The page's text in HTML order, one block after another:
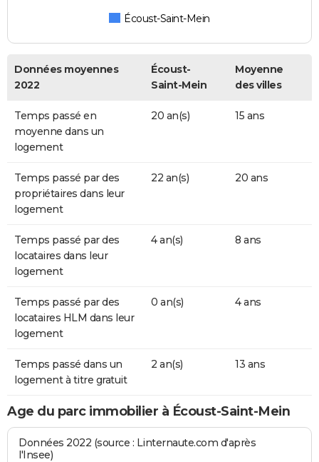
Écoust-Saint-Mein
Données moyennes
2022
Écoust-
Saint-Mein
Moyenne
des villes
Temps passé en
moyenne dans un
logement
20 an(s) 15 ans
Temps passé par des
propriétaires dans leur
logement
22 an(s) 20 ans
Temps passé par des
locataires dans leur
logement
4 an(s) 8 ans
Temps passé par des
locataires HLM dans leur
logement
0 an(s) 4 ans
Temps passé dans un
logement à titre gratuit
2 an(s) 13 ans
Age du parc immobilier à Écoust-Saint-Mein
Données 2022 (source : Linternaute.com d'après
l'Insee)